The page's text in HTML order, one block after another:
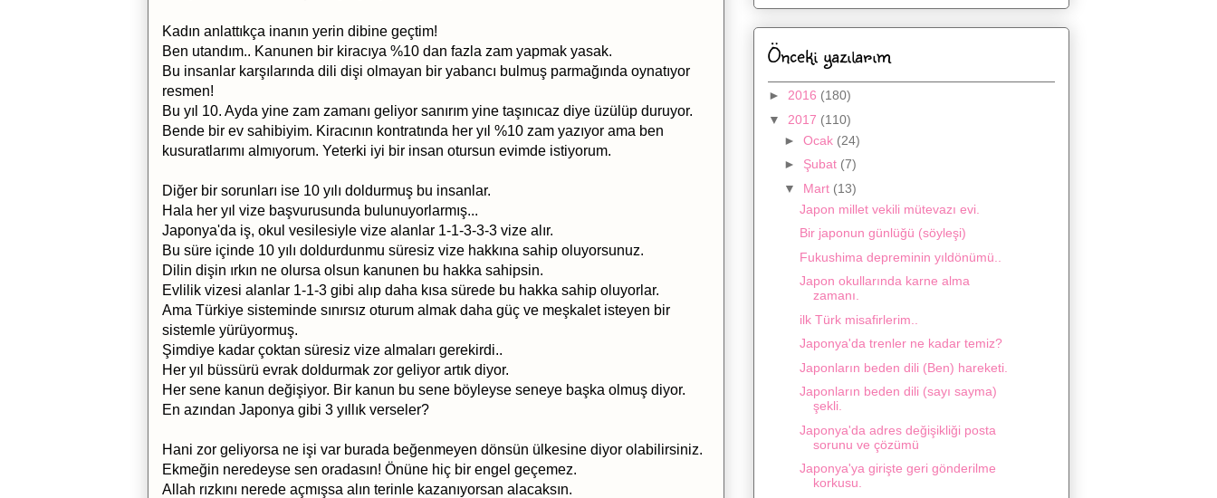
Kadın anlattıkça inanın yerin dibine geçtim!
Ben utandım.. Kanunen bir kiracıya %10 dan fazla zam yapmak yasak.
Bu insanlar karşılarında dili dişi olmayan bir yabancı bulmuş parmağında oynatıyor
resmen!
Bu yıl 10. Ayda yine zam zamanı geliyor sanırım yine taşınıcaz diye üzülüp duruyor.
Bende bir ev sahibiyim. Kiracının kontratında her yıl %10 zam yazıyor ama ben
kusuratlarımı almıyorum. Yeterki iyi bir insan otursun evimde istiyorum.
Diğer bir sorunları ise 10 yılı doldurmuş bu insanlar.
Hala her yıl vize başvurusunda bulunuyorlarmış...
Japonya'da iş, okul vesilesiyle vize alanlar 1-1-3-3-3 vize alır.
Bu süre içinde 10 yılı doldurdunmu süresiz vize hakkına sahip oluyorsunuz.
Dilin dişin ırkın ne olursa olsun kanunen bu hakka sahipsin.
Evlilik vizesi alanlar 1-1-3 gibi alıp daha kısa sürede bu hakka sahip oluyorlar.
Ama Türkiye sisteminde sınırsız oturum almak daha güç ve meşkalet isteyen bir
sistemle yürüyormuş.
Şimdiye kadar çoktan süresiz vize almaları gerekirdi..
Her yıl büssürü evrak doldurmak zor geliyor artık diyor.
Her sene kanun değişiyor. Bir kanun bu sene böyleyse seneye başka olmuş diyor.
En azından Japonya gibi 3 yıllık verseler?
Hani zor geliyorsa ne işi var burada beğenmeyen dönsün ülkesine diyor olabilirsiniz.
Ekmeğin neredeyse sen oradasın! Önüne hiç bir engel geçemez.
Allah rızkını nerede açmışsa alın terinle kazanıyorsan alacaksın.
Önceki yazılarım
► 2016 (180)
▼ 2017 (110)
► Ocak (24)
► Şubat (7)
▼ Mart (13)
Japon millet vekili mütevazı evi.
Bir japonun günlüğü (söyleşi)
Fukushima depreminin yıldönümü..
Japon okullarında karne alma
zamanı.
ilk Türk misafirlerim..
Japonya'da trenler ne kadar temiz?
Japonların beden dili (Ben) hareketi.
Japonların beden dili (sayı sayma)
şekli.
Japonya'da adres değişikliği posta
sorunu ve çözümü
Japonya'ya girişte geri gönderilme
korkusu.